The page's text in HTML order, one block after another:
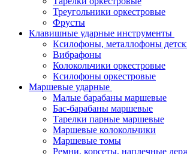
Треугольники оркестровые
Фрусты
Клавишные ударные инструменты
Ксилофоны, металлофоны
Вибрафоны
Колокольчики оркестровые
Ксилофоны оркестровые
Маршевые ударные
Малые барабаны маршевые
Бас-барабаны маршевые
Тарелки парные маршевые
Маршевые колокольчики
Маршевые томы
Ремни, корсеты, наплечные